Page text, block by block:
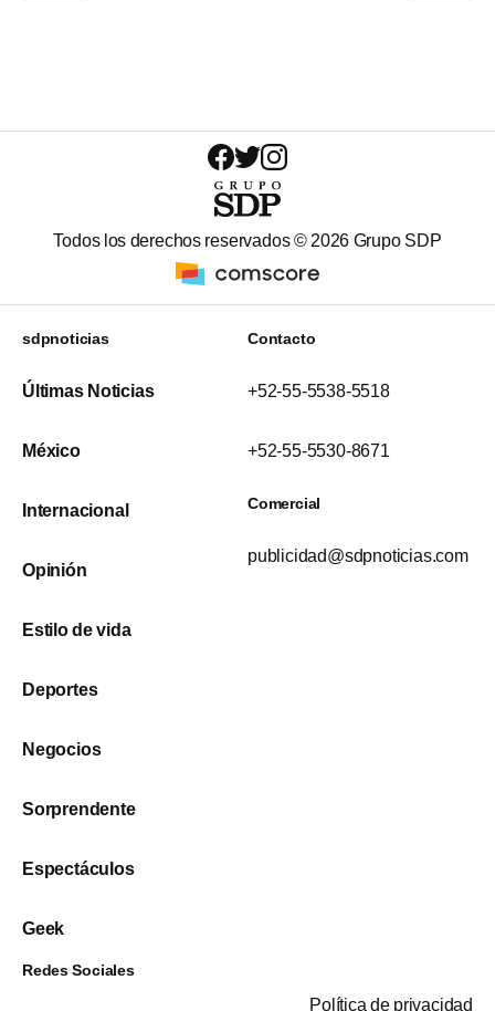
Todos los derechos reservados © 2026 Grupo SDP
sdpnoticias
Últimas Noticias
México
Internacional
Opinión
Estilo de vida
Deportes
Negocios
Sorprendente
Espectáculos
Geek
Contacto
+52-55-5538-5518
+52-55-5530-8671
Comercial
publicidad@sdpnoticias.com
Redes Sociales
Política de privacidad